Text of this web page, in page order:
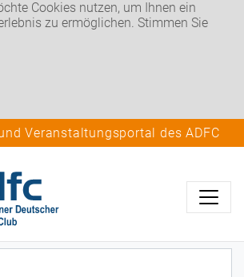
Cookies nutzen, um Ihnen ein
zu ermöglichen. Stimmen Sie
Veranstaltungsportal des ADFC